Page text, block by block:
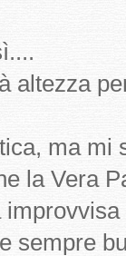
altezza
ma mi
la Vera
sempre